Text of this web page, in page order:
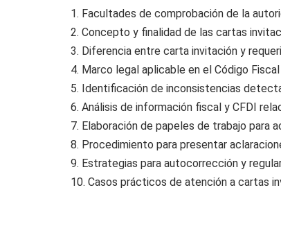
1. Facultades de comprobación de la
2. Concepto y finalidad de las cartas
3. Diferencia entre carta invitación y
4. Marco legal aplicable en el Código
5. Identificación de inconsistencias
6. Análisis de información fiscal y CFDI
7. Elaboración de papeles de trabajo para
8. Procedimiento para presentar
9. Estrategias para autocorrección y
10. Casos prácticos de atención a cartas